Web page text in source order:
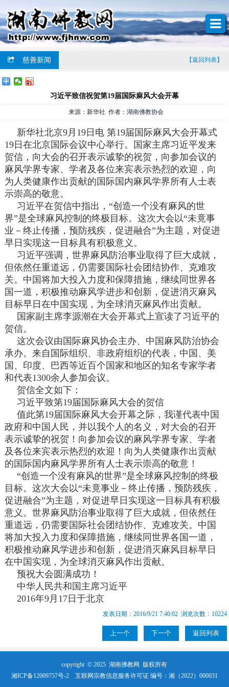
慈善新闻 【返回列表】
习近平致信祝贺第19届国际麻风大会开幕
来源：新华社 作者：湖南佛教协会
新华社北京9月19日电 第19届国际麻风大会开幕式
19日在北京国际会议中心举行。国家主席习近平发来
贺信，向大会的召开表示诚挚的祝贺，向参加会议的
麻风学界专家、学者及各位来宾表示热烈的欢迎，向
为人类健康作出贡献的国际国内麻风学界所有人士表
示崇高的敬意。
习近平在贺信中指出，“创造一个没有麻风的世
界”是全球麻风控制的终极目标。这次大会以“未竟事
业－终止传播，预防残疾，促进融合”为主题，对促进
早日实现这一目标具有积极意义。
习近平强调，世界麻风防治事业取得了巨大成就，
但依然任重道远，仍需要国际社会团结协作、克难攻
关。中国将加大投入力度和保障措施，继续同世界各
国一道，积极推动麻风学进步和创新，促进消灭麻风
目标早日在中国实现，为全球消灭麻风作出贡献。
国家副主席李源潮在大会开幕式上宣读了习近平的
贺信。
这次会议由国际麻风协会主办、中国麻风防治协会
承办。来自国际组织、非政府组织的代表，中国、美
国、印度、巴西等近百个国家和地区的知名专家学者
和代表1300余人参加会议。
贺信全文如下：
习近平致第19届国际麻风大会的贺信
值此第19届国际麻风大会开幕之际，我谨代表中国
政府和中国人民，并以我个人的名义，对大会的召开
表示诚挚的祝贺！向参加会议的麻风学界专家、学者
及各位来宾表示热烈的欢迎！向为人类健康作出贡献
的国际国内麻风学界所有人士表示崇高的敬意！
“创造一个没有麻风的世界”是全球麻风控制的终极
目标。这次大会以“未竟事业－终止传播，预防残疾，
促进融合”为主题，对促进早日实现这一目标具有积极
意义。世界麻风防治事业取得了巨大成就，但依然任
重道远，仍需要国际社会团结协作、克难攻关。中国
将加大投入力度和保障措施，继续同世界各国一道，
积极推动麻风学进步和创新，促进消灭麻风目标早日
在中国实现，为全球消灭麻风作出贡献。
预祝大会圆满成功！
中华人民共和国主席习近平
2016年9月17日于北京
发表日期：2016/9/21 7:40:02 浏览次数：10224
上一个 下一个 返回列表
copyright © 2025 湖南佛教网 版权所有
湘ICP备12009757号-2
互联网宗教信息服务许可证 编号：湘（2022）000031